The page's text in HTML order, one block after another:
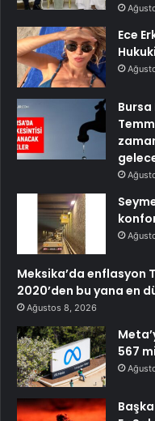
Ece
Bursa
Meksika’da enflasyon
2020’den bu yana en
Ağustos 8, 2026
567